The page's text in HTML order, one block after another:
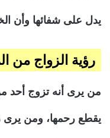
يدل على شفائها وأن
رؤية الزواج من
من يرى أنه تزوج أحد
يقطع رحمها، ومن